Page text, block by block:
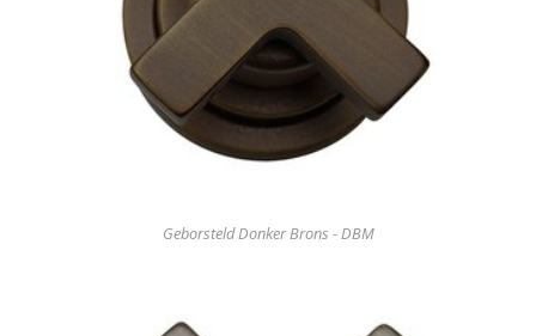
Geborsteld Donker Brons - DBM